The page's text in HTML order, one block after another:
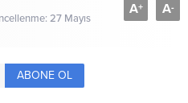
27 Mayıs
A+ A-
ABONE OL